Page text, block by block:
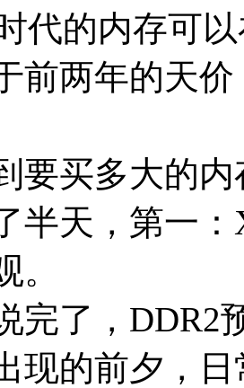
的内存可以
前两年的天
买多大的内
天，第一：
。
了，DDR2
现的前夕，